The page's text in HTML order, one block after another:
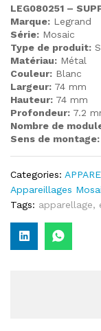
LEG080251 –
Marque: Legrand
Série: Mosaic
Type de produit:
Matériau: Métal
Couleur: Blanc
Largeur: 74 mm
Hauteur: 74 mm
Profondeur: 7.2
Nombre de
Sens de montage:
Categories:
Appareillages
Tags: apparellage,